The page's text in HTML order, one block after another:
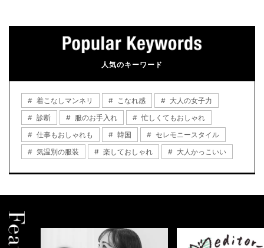
人気のキーワード
着こなしマンネリ こなれ感
大人の女子力
診断
服のお手入れ
忙しくてもおしゃれ
仕事もおしゃれも
韓国
セレモニースタイル
気温別の服装
楽しておしゃれ 大人かっこいい